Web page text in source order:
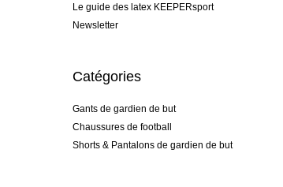
Le guide des latex KEEPERsport
Newsletter
Catégories
Gants de gardien de but
Chaussures de football
Shorts & Pantalons de gardien de but